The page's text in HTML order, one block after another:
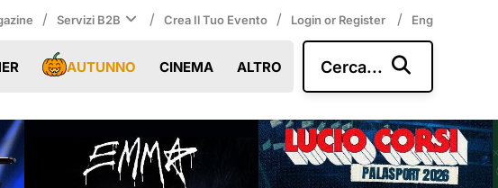
/ Servizi B2B / Crea Il Tuo Evento / Login or Register / Eng
AUTUNNO CINEMA ALTRO Cerca...